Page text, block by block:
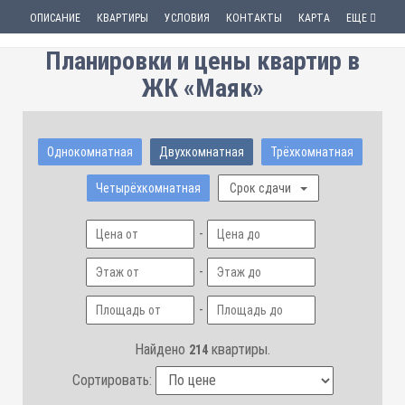
ОПИСАНИЕ КВАРТИРЫ УСЛОВИЯ КОНТАКТЫ КАРТА ЕЩЕ
Планировки и цены квартир в
ЖК «Маяк»
Однокомнатная Двухкомнатная Трёхкомнатная
Четырёхкомнатная Срок сдачи
-
-
-
Найдено 214 квартиры.
Сортировать: